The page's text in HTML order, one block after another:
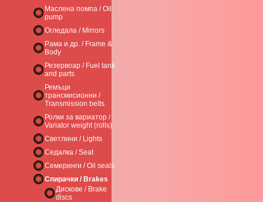
Маслена помпа / Oil
pump
Огледала / Mirrors
Рама и др. / Frame &
Body
Резервоар / Fuel tank
and parts
Ремъци
трансмисионни /
Transmission belts
Ролки за вариатор /
Variator weight (rolls)
Светлини / Lights
Седалка / Seat
Семеринги / Oil seals
Спирачки / Brakes
Дискове / Brake
discs